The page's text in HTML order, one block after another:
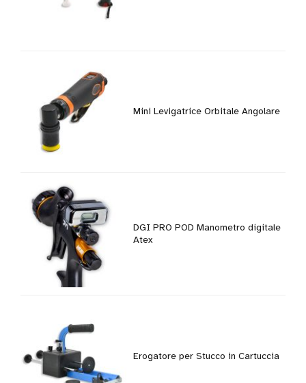
Mini Levigatrice Orbitale Angolare
DGI PRO POD Manometro digitale
Atex
Erogatore per Stucco in Cartuccia